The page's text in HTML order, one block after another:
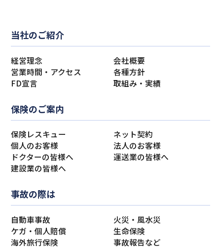
当社のご紹介
経営理念
会社概要
営業時間・アクセス
各種方針
FD宣言
取組み・実績
保険のご案内
保険レスキュー
ネット契約
個人のお客様
法人のお客様
ドクターの皆様へ
運送業の皆様へ
建設業の皆様へ
事故の際は
自動車事故
火災・風水災
ケガ・個人賠償
生命保険
海外旅行保険
事故報告など